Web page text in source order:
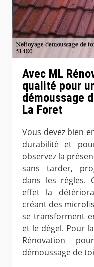
Avec ML
qualité pour
démoussage
La Foret
Vous devez bien
durabilité et
observez la
sans tarder,
dans les règles.
effet la
créant des
se transforment
et le dégel. Pour
Rénovation
démoussage de